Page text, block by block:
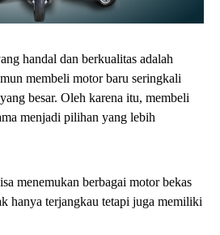
handal dan berkualitas adalah
membeli motor baru seringkali
besar. Oleh karena itu, membeli
menjadi pilihan yang lebih
menemukan berbagai motor bekas
hanya terjangkau tetapi juga memiliki